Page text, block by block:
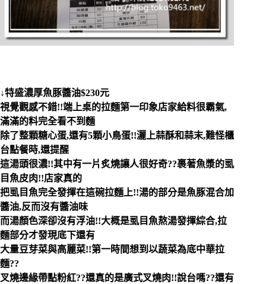
↓特盛濃厚魚豚醬油$230元
視覺觀感不錯!!端上桌的拉麵第一印象店家給料很霸氣,
滿滿的料完全看不到麵
除了整顆糖心蛋,還有5顆小鳥蛋!!灑上蒜酥和蒜末,難怪櫃
台點餐時,還提醒
這湯頭很濃!!其中有一片炙燒讓人很好奇??裹著魚漿的虱
目魚皮肉!!店家真的
把虱目魚完全發揮在這碗拉麵上!!湯的部分是魚豚混合加
醬油,反而沒有醬油味
而湯顏色深卻沒有浮油!!大概是虱目魚熬湯發揮綜合,拉
麵部分才發現底下還有
大量豆芽菜與高麗菜!!第一時間想到以蔬菜為底中華拉
麵??
叉燒邊緣帶點粉紅??還真的是廣式叉燒肉!!說台嗎??還有